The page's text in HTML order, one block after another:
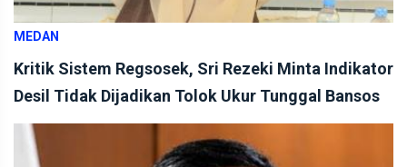
MEDAN
Kritik Sistem Regsosek, Sri Rezeki Minta Indikator
Desil Tidak Dijadikan Tolok Ukur Tunggal Bansos